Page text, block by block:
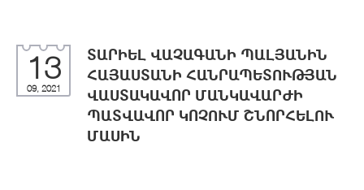
13
09, 2021
ՏԱՐԻԵԼ ՎԱՉԱԳԱՆԻ ՊԱԼՅԱՆԻՆ
ՀԱՅԱՍՏԱՆԻ ՀԱՆՐԱՊԵՏՈՒԹՅԱՆ
ՎԱՍՏԱԿԱՎՈՐ ՄԱՆԿԱՎԱՐԺԻ
ՊԱՏՎԱՎՈՐ ԿՈՉՈՒՄ ՇՆՈՐՀԵԼՈՒ
ՄԱՍԻՆ